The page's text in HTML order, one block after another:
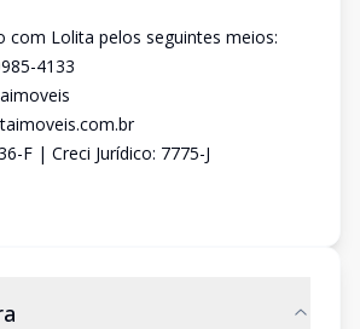
com Lolita pelos seguintes meios:
4133
F | Creci Jurídico: 7775-J